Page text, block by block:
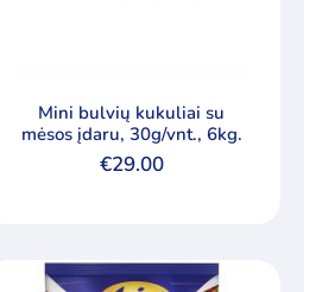
Mini bulvių kukuliai su
mėsos įdaru, 30g/vnt., 6kg.
€29.00